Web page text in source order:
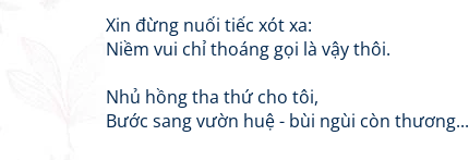
Xin đừng nuối tiếc xót xa:
Niềm vui chỉ thoáng gọi là vậy thôi.
Nhủ hồng tha thứ cho tôi,
Bước sang vườn huệ - bùi ngùi còn thương...